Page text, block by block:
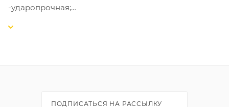
-ударопрочная;
ПОДПИСАТЬСЯ НА РАССЫЛКУ